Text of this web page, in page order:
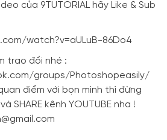
của 9TUTORIAL hãy Like & Sub
watch?v=aULuB-86Do4
trao đổi nhé :
groups/Photoshopeasily/
điểm với bọn mình thì đừng
SHARE kênh YOUTUBE nha !